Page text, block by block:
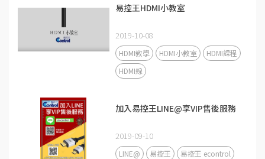
易控王HDMI小教室
2019-10-08
HDMI教學 HDMI小教室
HDMI課程
HDMI線
加入易控王LINE@享VIP售後服務
2019-09-10
LINE@ 易控王
易控王 econtrol